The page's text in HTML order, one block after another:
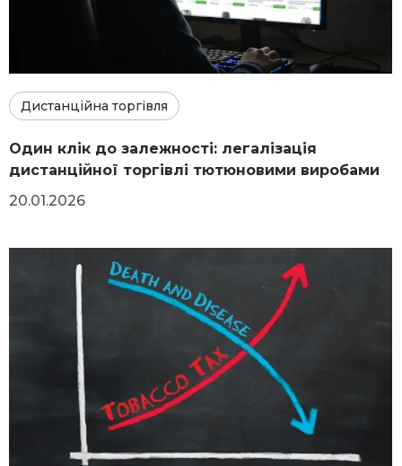
Дистанційна торгівля
Один клік до залежності: легалізація
дистанційної торгівлі тютюновими виробами
20.01.2026